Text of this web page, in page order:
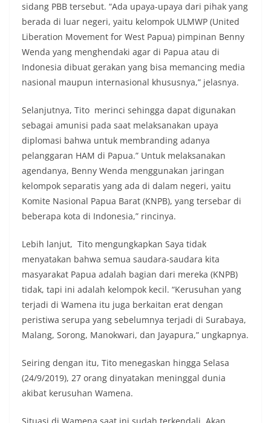
sidang PBB tersebut. “Ada upaya-upaya dari pihak yang
berada di luar negeri, yaitu kelompok ULMWP (United
Liberation Movement for West Papua) pimpinan Benny
Wenda yang menghendaki agar di Papua atau di
Indonesia dibuat gerakan yang bisa memancing media
nasional maupun internasional khususnya,” jelasnya.
Selanjutnya, Tito merinci sehingga dapat digunakan
sebagai amunisi pada saat melaksanakan upaya
diplomasi bahwa untuk membranding adanya
pelanggaran HAM di Papua.” Untuk melaksanakan
agendanya, Benny Wenda menggunakan jaringan
kelompok separatis yang ada di dalam negeri, yaitu
Komite Nasional Papua Barat (KNPB), yang tersebar di
beberapa kota di Indonesia,” rincinya.
Lebih lanjut, Tito mengungkapkan Saya tidak
menyatakan bahwa semua saudara-saudara kita
masyarakat Papua adalah bagian dari mereka (KNPB)
tidak, tapi ini adalah kelompok kecil. “Kerusuhan yang
terjadi di Wamena itu juga berkaitan erat dengan
peristiwa serupa yang sebelumnya terjadi di Surabaya,
Malang, Sorong, Manokwari, dan Jayapura,” ungkapnya.
Seiring dengan itu, Tito menegaskan hingga Selasa
(24/9/2019), 27 orang dinyatakan meninggal dunia
akibat kerusuhan Wamena.